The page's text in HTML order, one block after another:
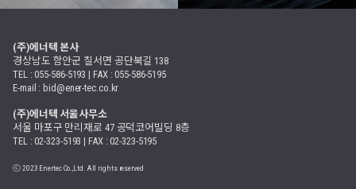
(주)에너텍 본사
경상남도 함안군 칠서면 공단북길 138
TEL : 055-586-5193 | FAX : 055-586-5195
E-mail : bid@ener-tec.co.kr
(주)에너텍 서울사무소
서울 마포구 만리재로 47 공덕코어빌딩 8층
TEL : 02-323-5193 | FAX : 02-323-5195
ⓒ 2023 Enertec Co.,Ltd. All rights reserved